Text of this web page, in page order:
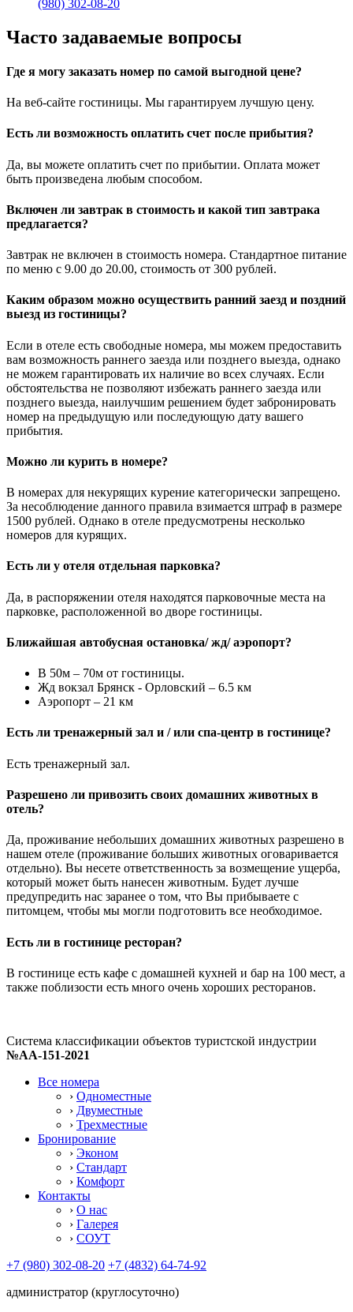
(980) 302-08-20
Часто задаваемые вопросы
Где я могу заказать номер по самой выгодной цене?
На веб-сайте гостиницы. Мы гарантируем лучшую цену.
Есть ли возможность оплатить счет после прибытия?
Да, вы можете оплатить счет по прибытии. Оплата может
быть произведена любым способом.
Включен ли завтрак в стоимость и какой тип завтрака
предлагается?
Завтрак не включен в стоимость номера. Стандартное питание
по меню с 9.00 до 20.00, стоимость от 300 рублей.
Каким образом можно осуществить ранний заезд и поздний
выезд из гостиницы?
Если в отеле есть свободные номера, мы можем предоставить
вам возможность раннего заезда или позднего выезда, однако
не можем гарантировать их наличие во всех случаях. Если
обстоятельства не позволяют избежать раннего заезда или
позднего выезда, наилучшим решением будет забронировать
номер на предыдущую или последующую дату вашего
прибытия.
Можно ли курить в номере?
В номерах для некурящих курение категорически запрещено.
За несоблюдение данного правила взимается штраф в размере
1500 рублей. Однако в отеле предусмотрены несколько
номеров для курящих.
Есть ли у отеля отдельная парковка?
Да, в распоряжении отеля находятся парковочные места на
парковке, расположенной во дворе гостиницы.
Ближайшая автобусная остановка/ жд/ аэропорт?
В 50м – 70м от гостиницы.
Жд вокзал Брянск - Орловский – 6.5 км
Аэропорт – 21 км
Есть ли тренажерный зал и / или спа-центр в гостинице?
Есть тренажерный зал.
Разрешено ли привозить своих домашних животных в
отель?
Да, проживание небольших домашних животных разрешено в
нашем отеле (проживание больших животных оговаривается
отдельно). Вы несете ответственность за возмещение ущерба,
который может быть нанесен животным. Будет лучше
предупредить нас заранее о том, что Вы прибываете с
питомцем, чтобы мы могли подготовить все необходимое.
Есть ли в гостинице ресторан?
В гостинице есть кафе с домашней кухней и бар на 100 мест, а
также поблизости есть много очень хороших ресторанов.
Система классификации объектов туристской индустрии
№АА-151-2021
Все номера
› Одноместные
› Двуместные
› Трехместные
Бронирование
› Эконом
› Стандарт
› Комфорт
Контакты
› О нас
› Галерея
› СОУТ
+7 (980) 302-08-20 +7 (4832) 64-74-92
администратор (круглосуточно)